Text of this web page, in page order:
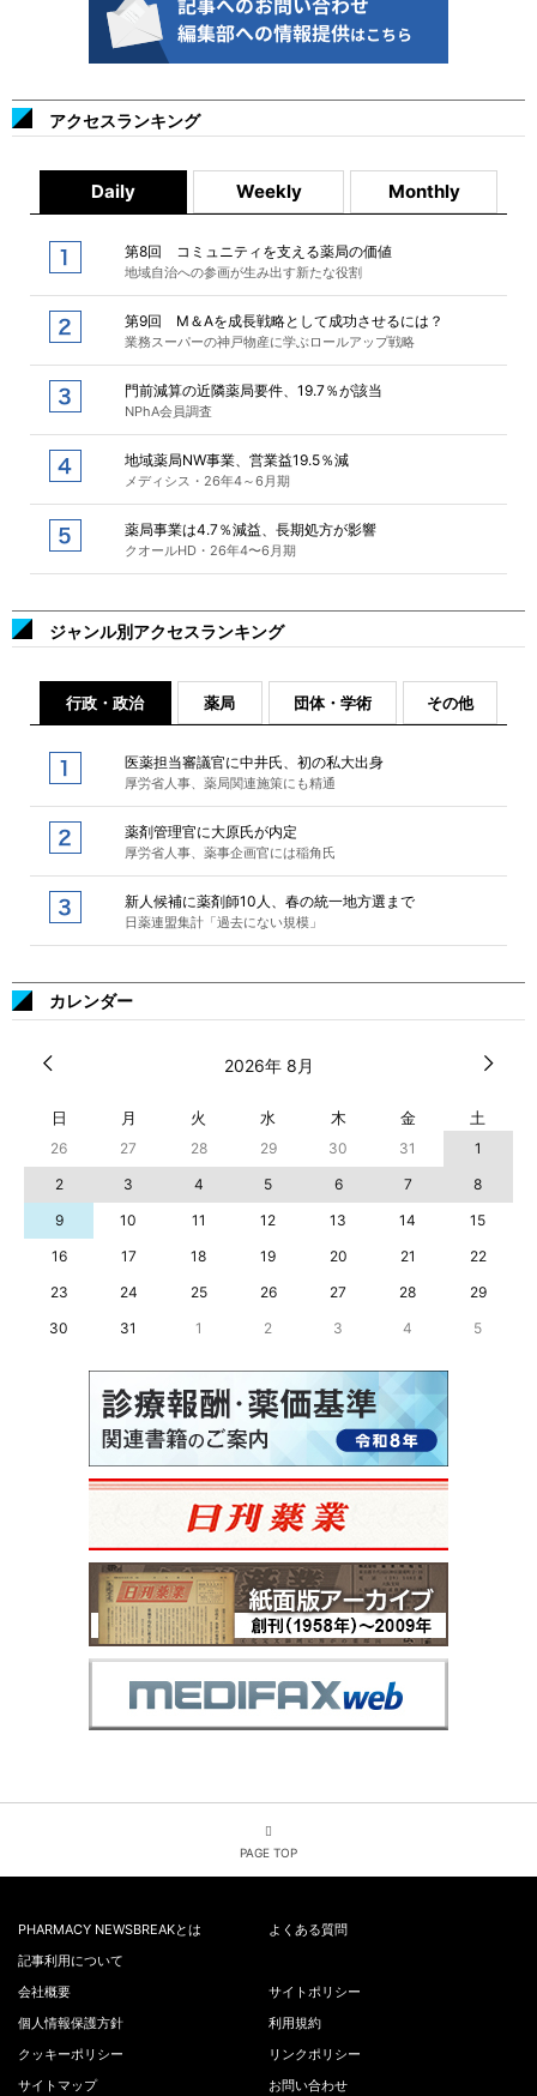
アクセスランキング
Daily Weekly Monthly
第8回 コミュニティを支える薬局の価値
地域自治への参画が生み出す新たな役割
第9回 M＆Aを成長戦略として成功させるには？
業務スーパーの神戸物産に学ぶロールアップ戦略
門前減算の近隣薬局要件、19.7％が該当
NPhA会員調査
地域薬局NW事業、営業益19.5％減
メディシス・26年4～6月期
薬局事業は4.7％減益、長期処方が影響
クオールHD・26年4〜6月期
ジャンル別アクセスランキング
行政・政治 薬局 団体・学術 その他
医薬担当審議官に中井氏、初の私大出身
厚労省人事、薬局関連施策にも精通
薬剤管理官に大原氏が内定
厚労省人事、薬事企画官には稲角氏
新人候補に薬剤師10人、春の統一地方選まで
日薬連盟集計「過去にない規模」
カレンダー
2026年 8月
日 月 火 水 木 金 土
26 27 28 29 30 31
1
2
3 4 5 6 7
8
9
10 11 12 13 14
15
16
17 18 19 20 21
22
23
24 25 26 27 28
29
30
31 1 2 3 4 5
PAGE TOP
PHARMACY NEWSBREAKとは
よくある質問
記事利用について
会社概要
サイトポリシー
個人情報保護方針
利用規約
クッキーポリシー
リンクポリシー
サイトマップ
お問い合わせ